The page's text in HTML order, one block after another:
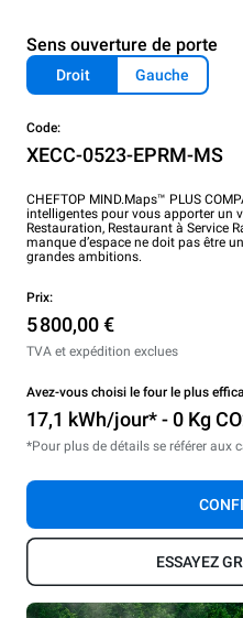
Sens ouverture de porte
Droit Gauche
Code:
XECC-0523-EPRM-MS
CHEFTOP MIND.Maps™ PLUS
intelligentes pour vous apporter un
Restauration, Restaurant à Service
manque d’espace ne doit pas être
grandes ambitions.
Prix:
5 800,00 €
TVA et expédition exclues
Avez-vous choisi le four le plus
17,1 kWh/jour* - 0 Kg
*Pour plus de détails se référer aux
ESSAYEZ